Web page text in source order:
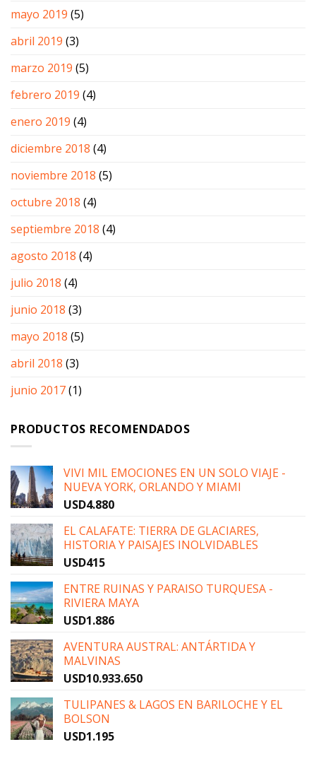
mayo 2019 (5)
abril 2019 (3)
marzo 2019 (5)
febrero 2019 (4)
enero 2019 (4)
diciembre 2018 (4)
noviembre 2018 (5)
octubre 2018 (4)
septiembre 2018 (4)
agosto 2018 (4)
julio 2018 (4)
junio 2018 (3)
mayo 2018 (5)
abril 2018 (3)
junio 2017(1)
PRODUCTOS RECOMENDADOS
VIVI MIL EMOCIONES EN UN SOLO VIAJE -
NUEVA YORK, ORLANDO Y MIAMI
USD4.880
EL CALAFATE: TIERRA DE GLACIARES,
HISTORIA Y PAISAJES INOLVIDABLES
USD415
ENTRE RUINAS Y PARAISO TURQUESA -
RIVIERA MAYA
USD1.886
AVENTURA AUSTRAL: ANTÁRTIDA Y
MALVINAS
USD10.933.650
TULIPANES & LAGOS EN BARILOCHE Y EL
BOLSON
USD1.195